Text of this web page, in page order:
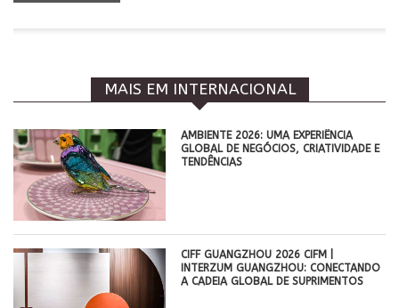
MAIS EM INTERNACIONAL
AMBIENTE 2026: UMA EXPERIÊNCIA
GLOBAL DE NEGÓCIOS, CRIATIVIDADE E
TENDÊNCIAS
CIFF GUANGZHOU 2026 CIFM |
INTERZUM GUANGZHOU: CONECTANDO
A CADEIA GLOBAL DE SUPRIMENTOS